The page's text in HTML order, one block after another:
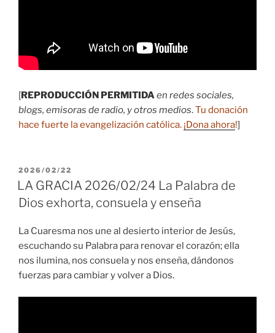
[REPRODUCCIÓN PERMITIDAen redes sociales,
blogs, emisoras de radio, y otros medios.Tu donación
hace fuerte la evangelización católica. ¡Dona ahora!]
PUBLICADO
EL
2026/02/22
LA GRACIA 2026/02/24 La Palabra de
Dios exhorta, consuela y enseña
La Cuaresma nos une al desierto interior de Jesús,
escuchando su Palabra para renovar el corazón; ella
nos ilumina, nos consuela y nos enseña, dándonos
fuerzas para cambiar y volver a Dios.